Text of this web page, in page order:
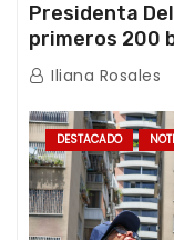
Presidenta
primeros 200
de los Abuelos
Iliana Rosales
DESTACADO